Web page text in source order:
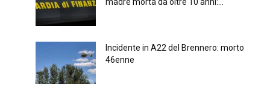
Incidente in A22 del Brennero: morto
46enne